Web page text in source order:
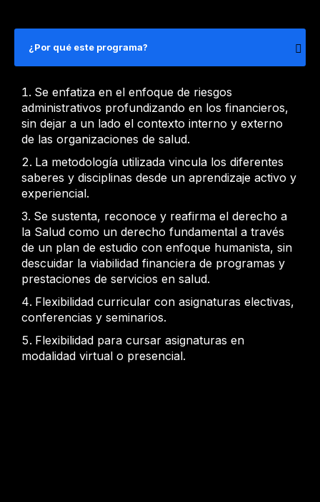
¿Por qué este programa?
Se enfatiza en el enfoque de riesgos
administrativos profundizando en los financieros,
sin dejar a un lado el contexto interno y externo
de las organizaciones de salud.
La metodología utilizada vincula los diferentes
saberes y disciplinas desde un aprendizaje activo y
experiencial.
Se sustenta, reconoce y reafirma el derecho a
la Salud como un derecho fundamental a través
de un plan de estudio con enfoque humanista, sin
descuidar la viabilidad financiera de programas y
prestaciones de servicios en salud.
Flexibilidad curricular con asignaturas electivas,
conferencias y seminarios.
Flexibilidad para cursar asignaturas en
modalidad virtual o presencial.